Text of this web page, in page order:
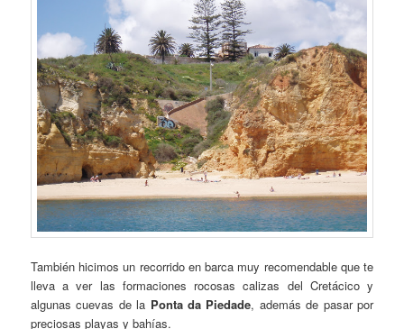
También hicimos un recorrido en barca muy recomendable que te
lleva a ver las formaciones rocosas calizas del Cretácico y
algunas cuevas de la Ponta da Piedade, además de pasar por
preciosas playas y bahías.